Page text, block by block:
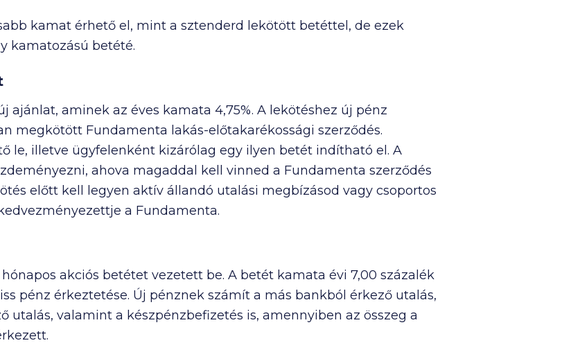
kamat érhető el, mint a sztenderd lekötött betéttel, de ezek
kamatozású betété.
ajánlat, aminek az éves kamata 4,75%. A lekötéshez új pénz
megkötött Fundamenta lakás-előtakarékossági szerződés.
le, illetve ügyfelenként kizárólag egy ilyen betét indítható el. A
ahova magaddal kell vinned a Fundamenta szerződés
előtt kell legyen aktív állandó utalási megbízásod vagy csoportos
a Fundamenta.
akciós betétet vezetett be. A betét kamata évi 7,00 százalék
pénz érkeztetése. Új pénznek számít a más bankból érkező utalás,
utalás, valamint a készpénzbefizetés is, amennyiben az összeg a